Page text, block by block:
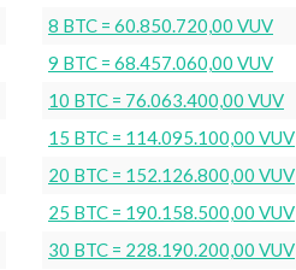
8 BTC = 60.850.720,00 VUV
9 BTC = 68.457.060,00 VUV
10 BTC = 76.063.400,00 VUV
15 BTC = 114.095.100,00 VUV
20 BTC = 152.126.800,00 VUV
25 BTC = 190.158.500,00 VUV
30 BTC = 228.190.200,00 VUV